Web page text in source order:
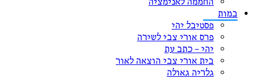
במות
פסטיבל יהי
פרס אורי צבי לשירה
יהי – כתב עת
בית אורי צבי הוצאה לאור
גלריה גאולה